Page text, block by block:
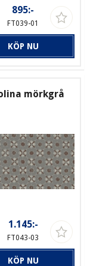
895:-
FT039-01
KÖP NU
mörkgrå
1.145:-
FT043-03
KÖP NU